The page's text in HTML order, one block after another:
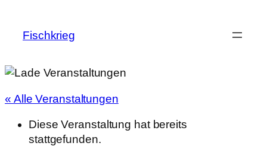
Fischkrieg
« Alle Veranstaltungen
Diese Veranstaltung hat bereits
stattgefunden.